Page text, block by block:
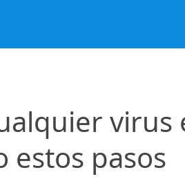
virus
estos pasos